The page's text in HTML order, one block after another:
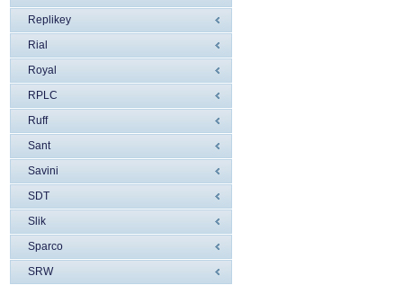
Replikey
Rial
Royal
RPLC
Ruff
Sant
Savini
SDT
Slik
Sparco
SRW